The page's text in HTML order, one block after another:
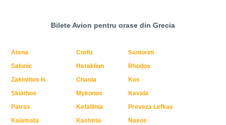
Bilete Avion pentru orase din Grecia
Atena Corfu
Santorini
Salonic
Heraklion
Rhodos
Zakinthos Is
Chania
Kos
Skiathos
Mykonos
Kavala
Patras
Kefallinia
Preveza Lefkas
Kalamata
Kastoria
Naxos